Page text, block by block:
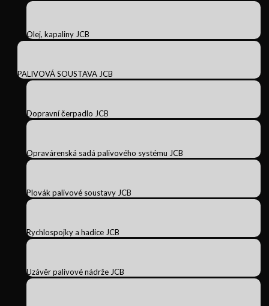
Olej, kapaliny JCB
PALIVOVÁ SOUSTAVA JCB
Dopravní čerpadlo JCB
Opravárenská sadá palivového systému JCB
Plovák palivové soustavy JCB
Rychlospojky a hadice JCB
Uzávěr palivové nádrže JCB